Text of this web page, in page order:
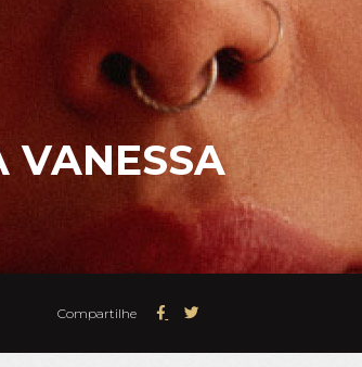
VANESSA
Compartilhe